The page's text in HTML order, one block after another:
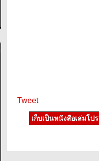
Tweet
เก็บเป็นหนังสือเล่มโป